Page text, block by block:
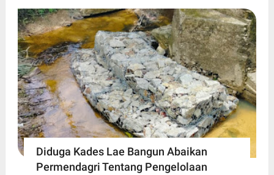
Diduga Kades Lae Bangun Abaikan
Permendagri Tentang Pengelolaan